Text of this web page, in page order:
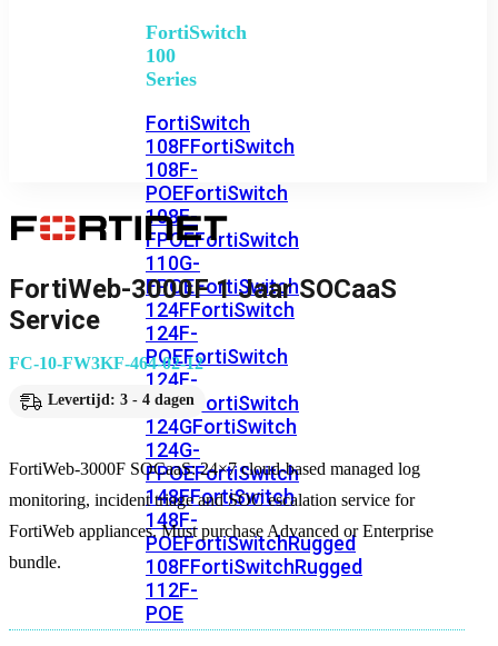
FortiSwitch
100
Series
FortiSwitch
108FFortiSwitch
108F-
POEFortiSwitch
108F-
FPOEFortiSwitch
110G-
FPOEFortiSwitch
124FFortiSwitch
124F-
POEFortiSwitch
124F-
FPOE FortiSwitch
124GFortiSwitch
124G-
FPOEFortiSwitch
148FFortiSwitch
148F-
POEFortiSwitchRugged
108FFortiSwitchRugged
112F-
POE
FortiWeb-3000F 1 Jaar SOCaaS
Service
FC-10-FW3KF-464-02-12
Levertijd: 3 - 4 dagen
FortiWeb-3000F SOCaaS: 24×7 cloud-based managed log
monitoring, incident triage and SOC escalation service for
FortiWeb appliances. Must purchase Advanced or Enterprise
bundle.